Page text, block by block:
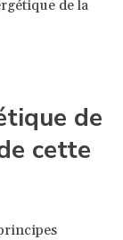
de la
de
cette